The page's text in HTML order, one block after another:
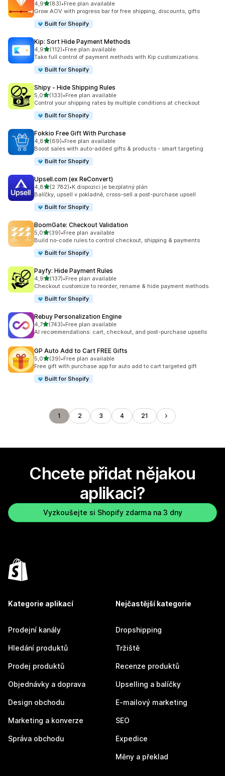
4,9z 5 hvězd
(83)
Celkový počet recenzí: 83
•Free plan available
Grow AOV with progress bar for free shipping, discounts, gifts
Built for Shopify
Kip: Sort Hide Payment Methods
4,9z 5 hvězd
(112)
Celkový počet recenzí: 112
•Free plan available
Take full control of payment methods with Kip customizations.
Built for Shopify
Shipy ‑ Hide Shipping Rules
5,0z 5 hvězd
(133)
Celkový počet recenzí: 133
•Free plan available
Control your shipping rates by multiple conditions at checkout
Built for Shopify
Fokkio Free Gift With Purchase
4,8z 5 hvězd
(69)
Celkový počet recenzí: 69
•Free plan available
Boost sales with auto-added gifts & products - smart targeting
Built for Shopify
Upsell.com (ex ReConvert)
4,8z 5 hvězd
(2 782)
Celkový počet recenzí: 2782
•K dispozici je bezplatný plán
Balíčky, upsell v pokladně, cross-sell a post-purchase upsell
Built for Shopify
BoomGate: Checkout Validation
5,0z 5 hvězd
(39)
Celkový počet recenzí: 39
•Free plan available
Build no-code rules to control checkout, shipping & payments
Built for Shopify
Payfy: Hide Payment Rules
4,9z 5 hvězd
(137)
Celkový počet recenzí: 137
•Free plan available
Checkout customize to reorder, rename & hide payment methods.
Built for Shopify
Rebuy Personalization Engine
4,7z 5 hvězd
(743)
Celkový počet recenzí: 743
•Free plan available
AI recommendations: cart, checkout, and post-purchase upsells
GP Auto Add to Cart FREE Gifts
5,0z 5 hvězd
(39)
Celkový počet recenzí: 39
•Free plan available
Free gift with purchase app for auto add to cart targeted gift
Built for Shopify
1 2 3 4 21
Chcete přidat nějakou
aplikaci?
Vyzkoušejte si Shopify zdarma na 3 dny
Kategorie aplikací
Prodejní kanály
Hledání produktů
Prodej produktů
Objednávky a doprava
Design obchodu
Marketing a konverze
Správa obchodu
Nejčastější kategorie
Dropshipping
Tržiště
Recenze produktů
Upselling a balíčky
E-mailový marketing
SEO
Expedice
Měny a překlad